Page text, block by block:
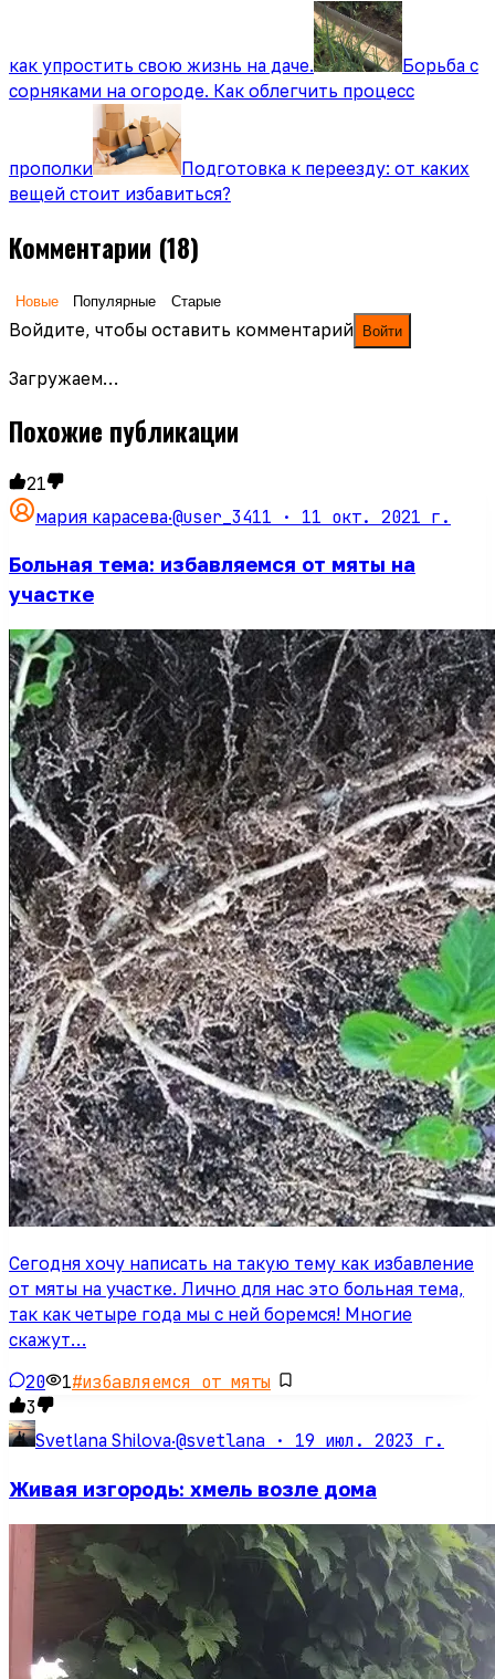
как упростить свою жизнь на даче.
Борьба с
сорняками на огороде. Как облегчить процесс
прополки
Подготовка к переезду: от каких
вещей стоит избавиться?
Комментарии (18)
Новые Популярные Старые
Войдите, чтобы оставить комментарий Войти
Загружаем…
Похожие публикации
21
мария карасева·@user_3411 · 11 окт. 2021 г.
Больная тема: избавляемся от мяты на
участке
Сегодня хочу написать на такую тему как избавление
от мяты на участке. Лично для нас это больная тема,
так как четыре года мы с ней боремся! Многие
скажут…
20 1#избавляемся от мяты
3
Svetlana Shilova·@svetlana · 19 июл. 2023 г.
Живая изгородь: хмель возле дома